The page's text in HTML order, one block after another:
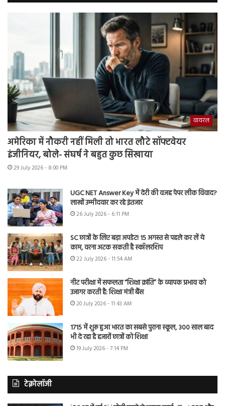
वायरल
अमेरिका में नौकरी नहीं मिली तो भारत लौटे सॉफ्टवेयर
इंजीनियर, बोले- संघर्ष ने बहुत कुछ सिखाया
29 July 2026 - 8:00 PM
UGC NET Answer Key में देरी की वजह पेपर लीक विवाद?
लाखों उम्मीदवार कर रहे इंतजार
26 July 2026 - 6:11 PM
SC छात्रों के लिए बड़ा अपडेट! 15 अगस्त से पहले कर लें ये
काम, वरना अटक सकती है स्कॉलरशिप
22 July 2026 - 11:54 AM
नीट परीक्षा में सफलता “शिक्षा क्रांति” के व्यापक प्रभाव को
उजागर करती है: शिक्षा मंत्री बैंस
20 July 2026 - 11:43 AM
1715 में शुरू हुआ भारत का सबसे पुराना स्कूल, 300 साल बाद
भी दे रहा है हजारों छात्रों को शिक्षा
19 July 2026 - 7:14 PM
टेक्नोलॉजी